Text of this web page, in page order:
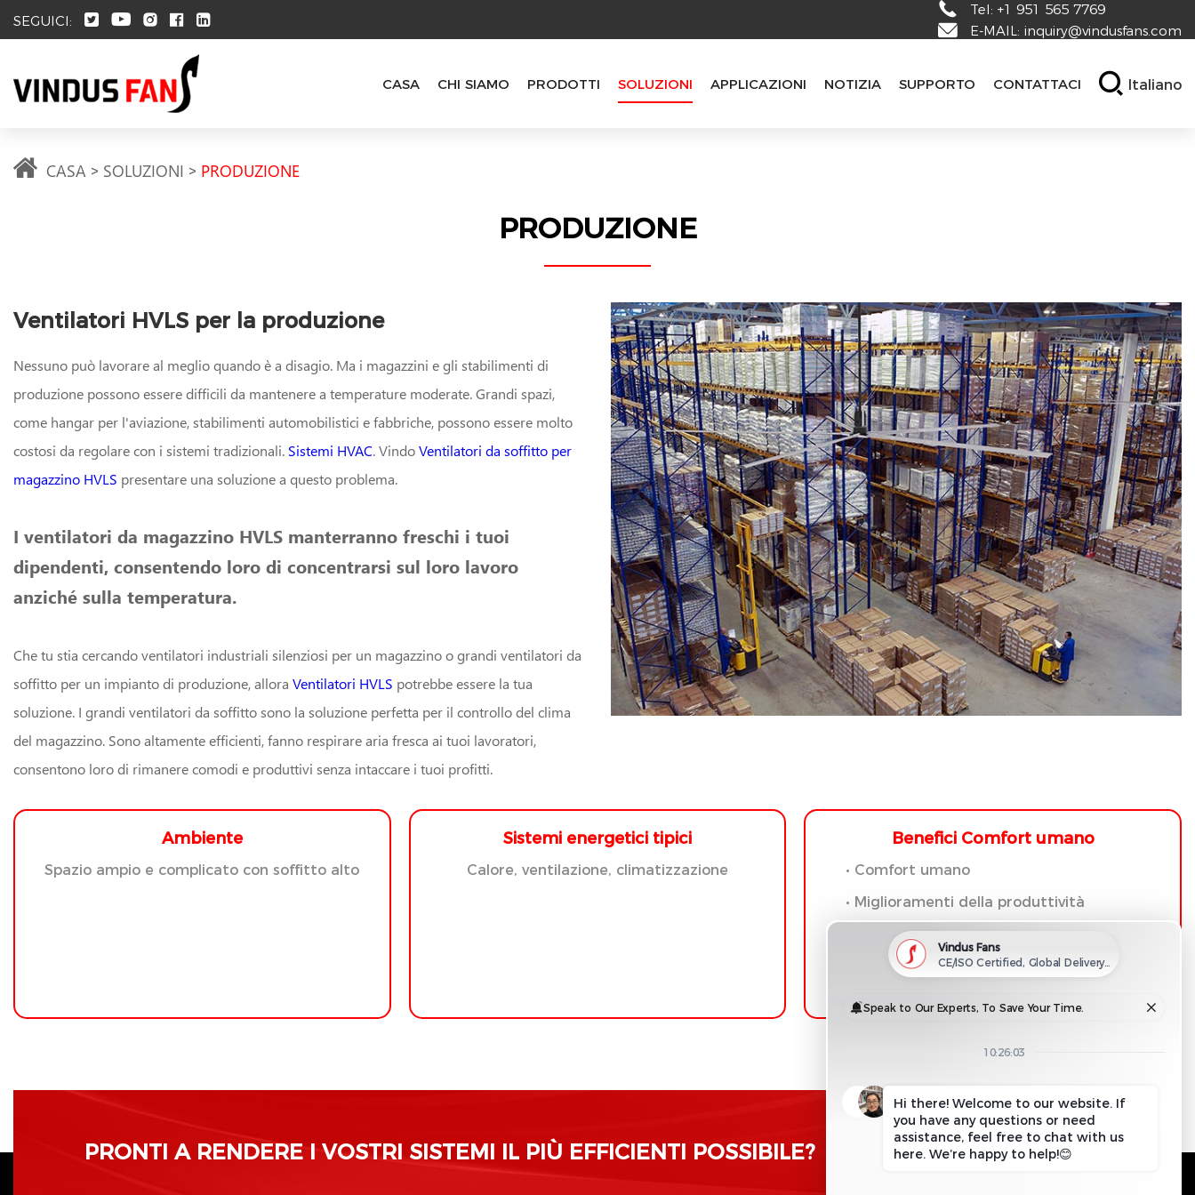
SEGUICI:
Tel: +1 951 565 7769
E-MAIL: inquiry@vindusfans.com
CASA CHI SIAMO PRODOTTI SOLUZIONI APPLICAZIONI NOTIZIA SUPPORTO CONTATTACI Italiano
CASA SOLUZIONI PRODUZIONE
PRODUZIONE
Ventilatori HVLS per la produzione
Nessuno può lavorare al meglio quando è a disagio. Ma i magazzini e gli stabilimenti di
produzione possono essere difficili da mantenere a temperature moderate. Grandi spazi,
come hangar per l'aviazione, stabilimenti automobilistici e fabbriche, possono essere molto
costosi da regolare con i sistemi tradizionali.Sistemi HVAC. VindoVentilatori da soffitto per
magazzino HVLS presentare una soluzione a questo problema.
I ventilatori da magazzino HVLS manterranno freschi i tuoi
dipendenti, consentendo loro di concentrarsi sul loro lavoro
anziché sulla temperatura.
Che tu stia cercando ventilatori industriali silenziosi per un magazzino o grandi ventilatori da
soffitto per un impianto di produzione, alloraVentilatori HVLS potrebbe essere la tua
soluzione. I grandi ventilatori da soffitto sono la soluzione perfetta per il controllo del clima
del magazzino. Sono altamente efficienti, fanno respirare aria fresca ai tuoi lavoratori,
consentono loro di rimanere comodi e produttivi senza intaccare i tuoi profitti.
Ambiente
Spazio ampio e complicato con soffitto alto
Sistemi energetici tipici
Calore, ventilazione, climatizzazione
Benefici Comfort umano
• Comfort umano
• Miglioramenti della produttività
• Risparmio energetico
• Umidità
PRONTI A RENDERE I VOSTRI SISTEMI IL PIÙ EFFICIENTI POSSIBILE? RICHIEDI INFORMAZIONI